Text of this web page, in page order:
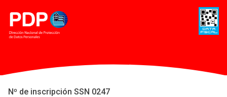
Nº de inscripción SSN 0247